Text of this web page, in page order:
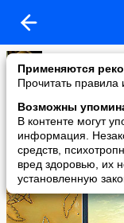
Применяются
Прочитать
Возможны
В контенте могут
информация.
средств,
вред здоровью, их
установленную
Елена Юрова
added a photo
02 Aug в 22:52